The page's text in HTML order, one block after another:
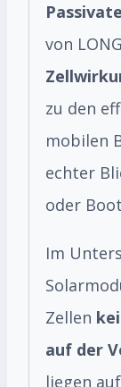
von
zu den
mobilen
echter
oder
Im
Zellen
auf der
liegen